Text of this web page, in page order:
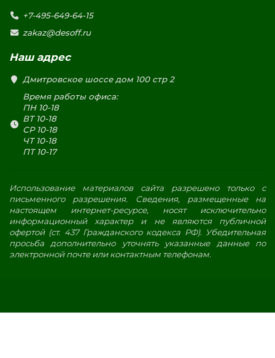
+7-495-649-64-15
zakaz@desoff.ru
Наш адрес
Дмитровское шоссе дом 100 стр 2
Время работы офиса:
ПН 10-18
ВТ 10-18
СР 10-18
ЧТ 10-18
ПТ 10-17
Использование материалов сайта разрешено только с
письменного разрешения. Сведения, размещенные на
настоящем интернет-ресурсе, носят исключительно
информационный характер и не являются публичной
офертой (ст. 437 Гражданского кодекса РФ). Убедительная
просьба дополнительно уточнять указанные данные по
электронной почте или контактным телефонам.